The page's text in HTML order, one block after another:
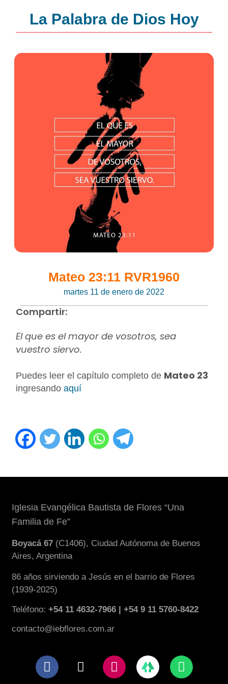
La Palabra de Dios Hoy
Mateo 23:11 RVR1960
martes 11 de enero de 2022
Compartir:
El que es el mayor de vosotros, sea
vuestro siervo.
Puedes leer el capítulo completo de Mateo 23
ingresandoaquí
Iglesia Evangélica Bautista de Flores “Una
Familia de Fe”
Boyacá 67 (C1406), Ciudad Autónoma de Buenos
Aires, Argentina
86 años sirviendo a Jesús en el barrio de Flores
(1939-2025)
Teléfono:+54 11 4632-7966 | +54 9 11 5760-8422
contacto@iebflores.com.ar
F
a
X
-
I
n
W
h